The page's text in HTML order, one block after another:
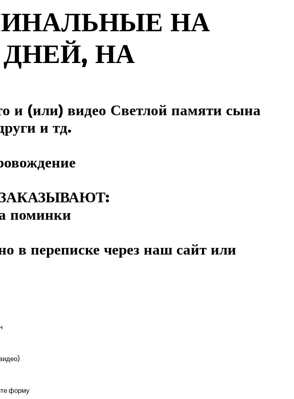
НА
НА
и (или) видео Светлой памяти сына
и тд.
поминки
в переписке через наш сайт или
форму